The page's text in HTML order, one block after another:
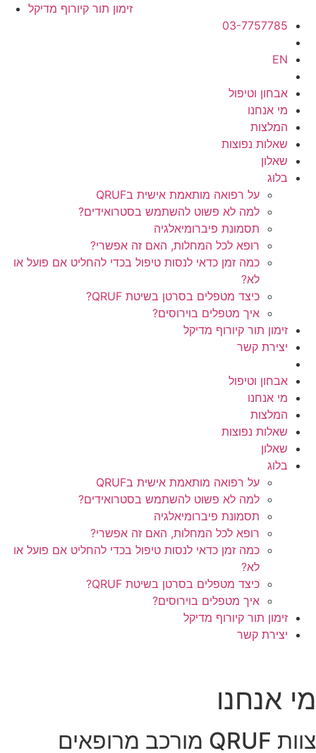
זימון תור קיורוף מדיקל
03-7757785
EN
אבחון וטיפול
מי אנחנו
המלצות
שאלות נפוצות
שאלון
בלוג
על רפואה מותאמת אישית בQRUF
למה לא פשוט להשתמש בסטרואידים?
תסמונת פיברומיאלגיה
רופא לכל המחלות, האם זה אפשרי?
כמה זמן כדאי לנסות טיפול בכדי להחליט אם פועל או
לא?
כיצד מטפלים בסרטן בשיטת QRUF?
איך מטפלים בוירוסים?
זימון תור קיורוף מדיקל
יצירת קשר
אבחון וטיפול
מי אנחנו
המלצות
שאלות נפוצות
שאלון
בלוג
על רפואה מותאמת אישית בQRUF
למה לא פשוט להשתמש בסטרואידים?
תסמונת פיברומיאלגיה
רופא לכל המחלות, האם זה אפשרי?
כמה זמן כדאי לנסות טיפול בכדי להחליט אם פועל או
לא?
כיצד מטפלים בסרטן בשיטת QRUF?
איך מטפלים בוירוסים?
זימון תור קיורוף מדיקל
יצירת קשר
מי אנחנו
צוות QRUF מורכב מרופאים